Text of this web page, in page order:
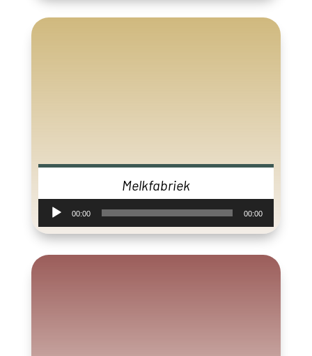
Melkfabriek
Audiospeler
00:00 00:00